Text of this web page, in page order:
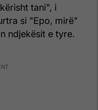
tani", i
si "Epo, mirë"
ndjekësit e tyre.